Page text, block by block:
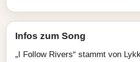
Infos zum Song
„I Follow Rivers“ stammt von